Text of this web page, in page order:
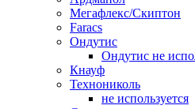
Мегафлекс/Скиптон
Faracs
Ондутис
Ондутис не
Кнауф
Технониколь
не используется